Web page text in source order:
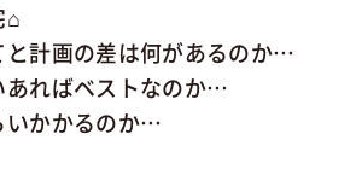
⌂
と計画の差は何があるのか…
あればベストなのか…
いかかるのか…